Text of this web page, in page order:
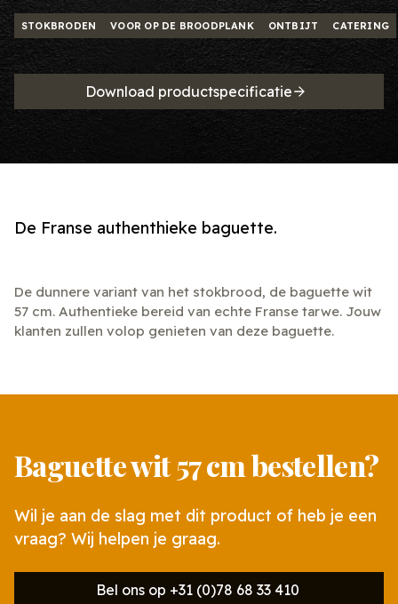
STOKBRODEN VOOR OP DE BROODPLANK ONTBIJT CATERING
Download productspecificatie
De Franse authenthieke baguette.
De dunnere variant van het stokbrood, de baguette wit
57 cm. Authentieke bereid van echte Franse tarwe. Jouw
klanten zullen volop genieten van deze baguette.
Baguette wit 57 cm bestellen?
Wil je aan de slag met dit product of heb je een
vraag? Wij helpen je graag.
Bel ons op +31 (0)78 68 33 410